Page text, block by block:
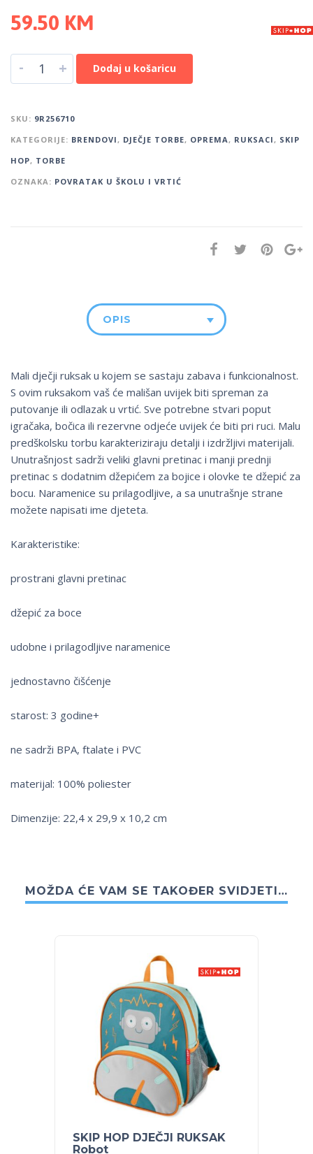
59.50 KM
- + Dodaj u košaricu
SKU: 9R256710
KATEGORIJE: BRENDOVI, DJEČJE TORBE, OPREMA, RUKSACI, SKIP
HOP, TORBE
OZNAKA: POVRATAK U ŠKOLU I VRTIĆ
OPIS
Mali dječji ruksak u kojem se sastaju zabava i funkcionalnost.
S ovim ruksakom vaš će mališan uvijek biti spreman za
putovanje ili odlazak u vrtić. Sve potrebne stvari poput
igračaka, bočica ili rezervne odjeće uvijek će biti pri ruci. Malu
predškolsku torbu karakteriziraju detalji i izdržljivi materijali.
Unutrašnjost sadrži veliki glavni pretinac i manji prednji
pretinac s dodatnim džepićem za bojice i olovke te džepić za
bocu. Naramenice su prilagodljive, a sa unutrašnje strane
možete napisati ime djeteta.
Karakteristike:
prostrani glavni pretinac
džepić za boce
udobne i prilagodljive naramenice
jednostavno čišćenje
starost: 3 godine+
ne sadrži BPA, ftalate i PVC
materijal: 100% poliester
Dimenzije: 22,4 x 29,9 x 10,2 cm
MOŽDA ĆE VAM SE TAKOĐER SVIDJETI…
SKIP HOP DJEČJI RUKSAK
Robot